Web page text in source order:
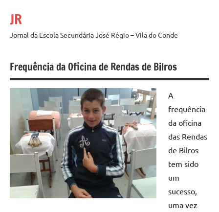
paraJR
Jornal da Escola Secundária José Régio – Vila do Conde
Frequência da Oficina de Rendas de Bilros
A
frequência
da oficina
das Rendas
de Bilros
tem sido
um
sucesso,
uma vez